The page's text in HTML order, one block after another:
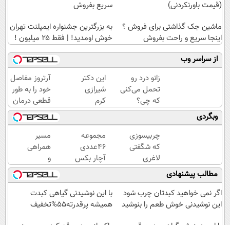
(قیمت باورنکردنی)
سریع بفروش
ماشین جک گذاشتی برای فروش ؟
اینجا سریع و راحت بفروش
به بزرگترین جشنواره ایمپلنت تهران
خوش اومدید! | فقط ۲۵ میلیون !
از سراسر وب
زانو درد رو
تحمل می‌کنی
که چی؟
راه‌حلش
همین‌جاست!
این دکتر
شیرازی
کرم
ترمیم
زخم
ایرانی را
ساخت!!!
آرتروز مفاصل
خود را به طور
قطعی درمان
کنید!
◗پرسش‌نامه◖
وبگردی
چربیسوزی
که شگفتی
لاغری
آسان را
رقم زد!
مجموعه
۴۶عددی
آچار بکس
با قیمت
باورنکردنی!!
(فروصت
محدود)
مسیر
همراهی
و
گزارش
عملکرد
گروه
اسنپ
مطالب پیشنهادی
اگر نمی خواهید کبدتان چرب شود
این نوشیدنی خوش طعم را بنوشید
با این نوشیدنی گیاهی کبدت
همیشه پرقدرته55%تخفیف